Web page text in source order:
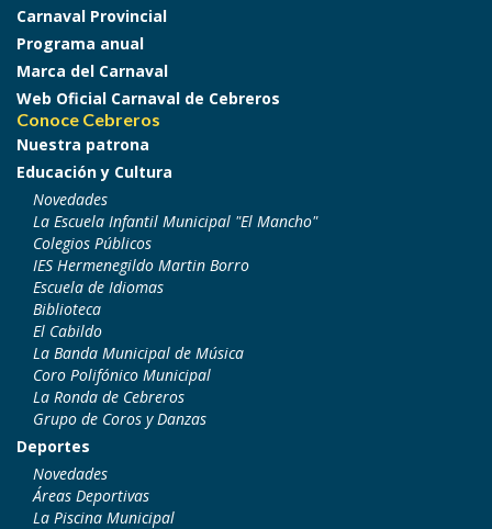
Carnaval Provincial
Programa anual
Marca del Carnaval
Web Oficial Carnaval de Cebreros
Conoce Cebreros
Nuestra patrona
Educación y Cultura
Novedades
La Escuela Infantil Municipal "El Mancho"
Colegios Públicos
IES Hermenegildo Martin Borro
Escuela de Idiomas
Biblioteca
El Cabildo
La Banda Municipal de Música
Coro Polifónico Municipal
La Ronda de Cebreros
Grupo de Coros y Danzas
Deportes
Novedades
Áreas Deportivas
La Piscina Municipal